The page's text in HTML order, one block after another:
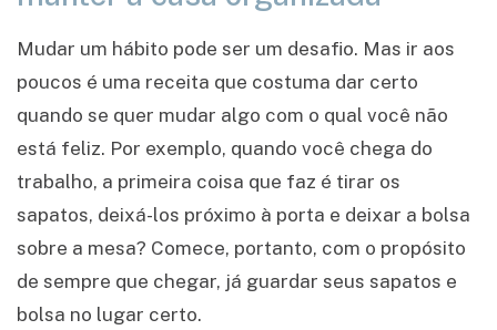
Mudar um hábito pode ser um desafio. Mas ir aos
poucos é uma receita que costuma dar certo
quando se quer mudar algo com o qual você não
está feliz. Por exemplo, quando você chega do
trabalho, a primeira coisa que faz é tirar os
sapatos, deixá-los próximo à porta e deixar a bolsa
sobre a mesa? Comece, portanto, com o propósito
de sempre que chegar, já guardar seus sapatos e
bolsa no lugar certo.